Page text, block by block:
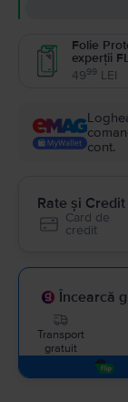
Folie
experții
4999 LEI
cont.
Rate și
Card de
credit
Încearcă
Transport
gratuit